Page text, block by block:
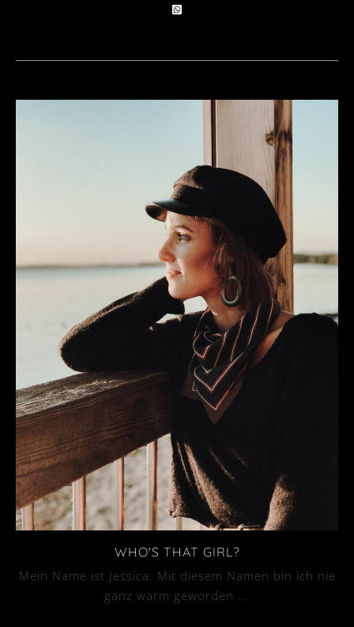
WHO'S THAT GIRL?
Mein Name ist Jessica. Mit diesem Namen bin ich nie
ganz warm geworden ...